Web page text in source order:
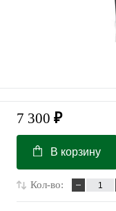
7 300 ₽
В корзину
Кол-во: